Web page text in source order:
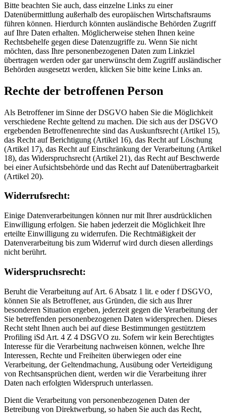
Bitte beachten Sie auch, dass einzelne Links zu einer
Datenübermittlung außerhalb des europäischen Wirtschaftsraums
führen können. Hierdurch könnten ausländische Behörden Zugriff
auf Ihre Daten erhalten. Möglicherweise stehen Ihnen keine
Rechtsbehelfe gegen diese Datenzugriffe zu. Wenn Sie nicht
möchten, dass Ihre personenbezogenen Daten zum Linkziel
übertragen werden oder gar unerwünscht dem Zugriff ausländischer
Behörden ausgesetzt werden, klicken Sie bitte keine Links an.
Rechte der betroffenen Person
Als Betroffener im Sinne der DSGVO haben Sie die Möglichkeit
verschiedene Rechte geltend zu machen. Die sich aus der DSGVO
ergebenden Betroffenenrechte sind das Auskunftsrecht (Artikel 15),
das Recht auf Berichtigung (Artikel 16), das Recht auf Löschung
(Artikel 17), das Recht auf Einschränkung der Verarbeitung (Artikel
18), das Widerspruchsrecht (Artikel 21), das Recht auf Beschwerde
bei einer Aufsichtsbehörde und das Recht auf Datenübertragbarkeit
(Artikel 20).
Widerrufsrecht:
Einige Datenverarbeitungen können nur mit Ihrer ausdrücklichen
Einwilligung erfolgen. Sie haben jederzeit die Möglichkeit Ihre
erteilte Einwilligung zu widerrufen. Die Rechtmäßigkeit der
Datenverarbeitung bis zum Widerruf wird durch diesen allerdings
nicht berührt.
Widerspruchsrecht:
Beruht die Verarbeitung auf Art. 6 Absatz 1 lit. e oder f DSGVO,
können Sie als Betroffener, aus Gründen, die sich aus Ihrer
besonderen Situation ergeben, jederzeit gegen die Verarbeitung der
Sie betreffenden personenbezogenen Daten widersprechen. Dieses
Recht steht Ihnen auch bei auf diese Bestimmungen gestütztem
Profiling iSd Art. 4 Z 4 DSGVO zu. Sofern wir kein Berechtigtes
Interesse für die Verarbeitung nachweisen können, welche Ihre
Interessen, Rechte und Freiheiten überwiegen oder eine
Verarbeitung, der Geltendmachung, Ausübung oder Verteidigung
von Rechtsansprüchen dient, werden wir die Verarbeitung ihrer
Daten nach erfolgten Widerspruch unterlassen.
Dient die Verarbeitung von personenbezogenen Daten der
Betreibung von Direktwerbung, so haben Sie auch das Recht,